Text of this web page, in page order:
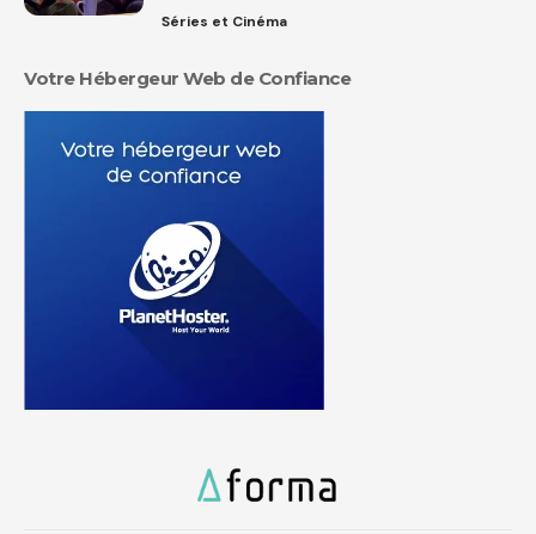
Séries et Cinéma
Votre Hébergeur Web de Confiance